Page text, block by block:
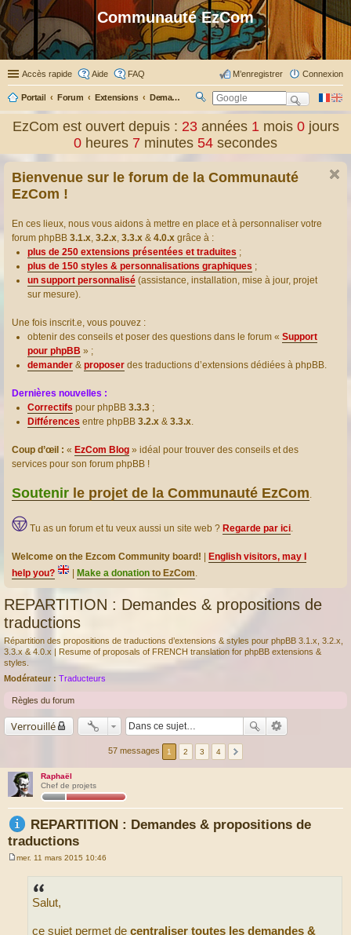
Communauté EzCom
Accès rapide Aide FAQ Connexion
M’enregistrer
Portail Forum Extensions Demander ou proposer des traductions d’extensions
ec
ch
er
EzCom est ouvert depuis : 23 années1 mois0 jours
0 heures 7 minutes 55 secondes
Bienvenue sur le forum de la Communauté
EzCom !
En ces lieux, nous vous aidons à mettre en place et à personnaliser votre
forum phpBB 3.1.x, 3.2.x, 3.3.x & 4.0.x grâce à :
plus de 250 extensions présentées et traduites ;
plus de 150 styles & personnalisations graphiques ;
un support personnalisé (assistance, installation, mise à jour, projet
sur mesure).
Une fois inscrit.e, vous pouvez :
obtenir des conseils et poser des questions dans le forum « Support
pour phpBB » ;
demander & proposer des traductions d’extensions dédiées à phpBB.
Dernières nouvelles :
Correctifs pour phpBB 3.3.3 ;
Différences entre phpBB 3.2.x & 3.3.x.
Coup d’œil : « EzCom Blog » idéal pour trouver des conseils et des
services pour son forum phpBB !
Soutenir le projet de la Communauté EzCom.
Tu as un forum et tu veux aussi un site web ? Regarde par ici.
Welcome on the Ezcom Community board!
English visitors, may I
help you?
Make a donation to EzCom.
REPARTITION : Demandes & propositions de
traductions
Répartition des propositions de traductions d’extensions & styles pour phpBB 3.1.x, 3.2.x,
3.3.x & 4.0.x | Resume of proposals of FRENCH translation for phpBB extensions &
styles.
Modérateur : Traducteurs
Règles du forum
Verrouillé
57 messages 1 2 3 4
Raphaël
Chef de projets
REPARTITION : Demandes & propositions de
traductions
mer. 11 mars 2015 10:46
Salut,
ce sujet permet de centraliser toutes les demandes &